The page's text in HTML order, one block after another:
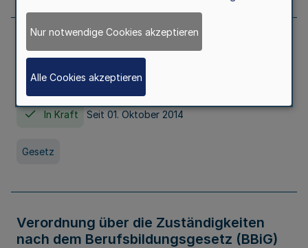
Gesetz über die Hochschulen des Landes
Nordrhein-Westfalen (Hochschulgesetz -
HG)
In Kraft Seit 01. Oktober 2014
Gesetz
Verordnung über die Zuständigkeiten
nach dem Berufsbildungsgesetz (BBiG)
Nur notwendige Cookies akzeptieren
Alle Cookies akzeptieren